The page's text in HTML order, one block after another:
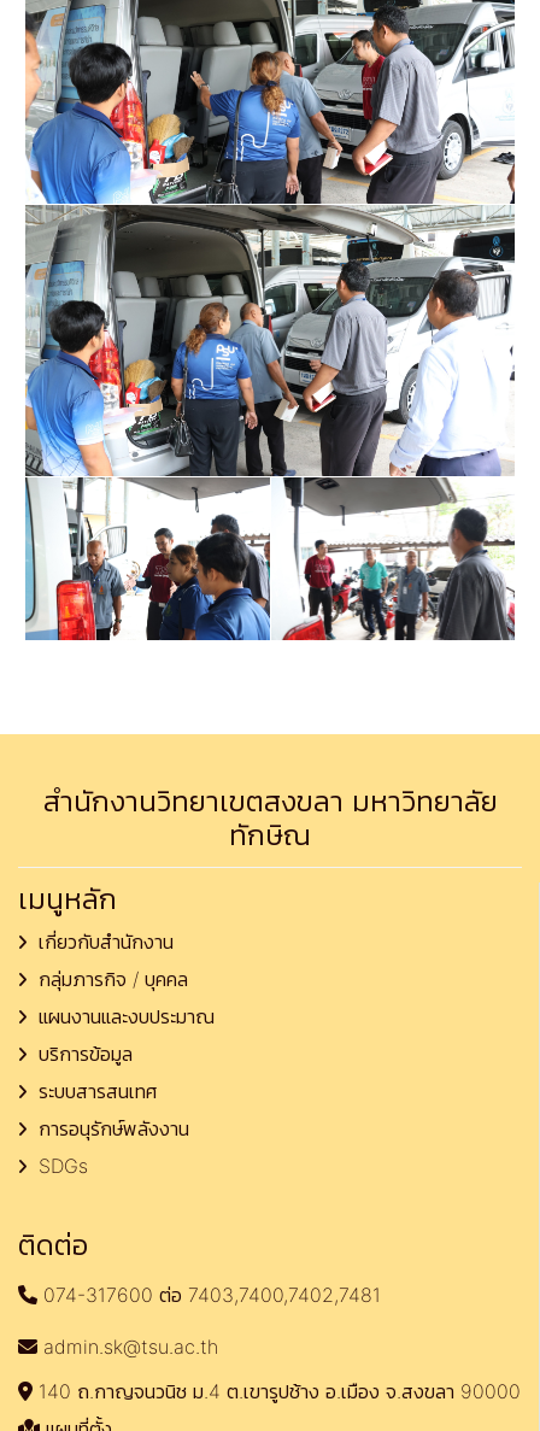
สำนักงานวิทยาเขตสงขลา มหาวิทยาลัย
ทักษิณ
เมนูหลัก
เกี่ยวกับสำนักงาน
กลุ่มภารกิจ / บุคคล
แผนงานและงบประมาณ
บริการข้อมูล
ระบบสารสนเทศ
การอนุรักษ์พลังงาน
SDGs
ติดต่อ
074-317600 ต่อ 7403,7400,7402,7481
admin.sk@tsu.ac.th
140 ถ.กาญจนวนิช ม.4 ต.เขารูปช้าง อ.เมือง จ.สงขลา 90000